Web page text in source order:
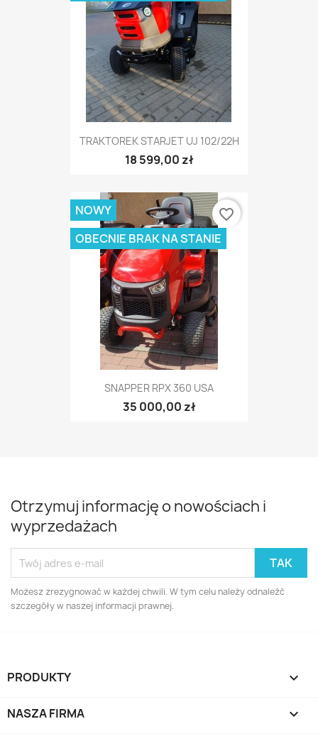
TRAKTOREK STARJET UJ 102/22H
18 599,00 zł
SNAPPER RPX 360 USA
35 000,00 zł
NOWY
OBECNIE BRAK NA STANIE
favorite_border
Otrzymuj informację o nowościach i
wyprzedażach
Możesz zrezygnować w każdej chwili. W tym celu należy odnaleźć
szczegóły w naszej informacji prawnej.
PRODUKTY 
NASZA FIRMA 